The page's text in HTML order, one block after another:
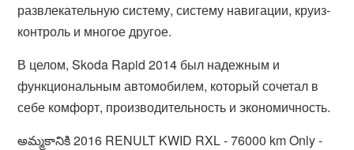
развлекательную систему, систему навигации, круиз-
контроль и многое другое.
В целом, Skoda Rapid 2014 был надежным и
функциональным автомобилем, который сочетал в
себе комфорт, производительность и экономичность.
అమ్మకానికి 2016 RENULT KWID RXL - 76000 km Only -